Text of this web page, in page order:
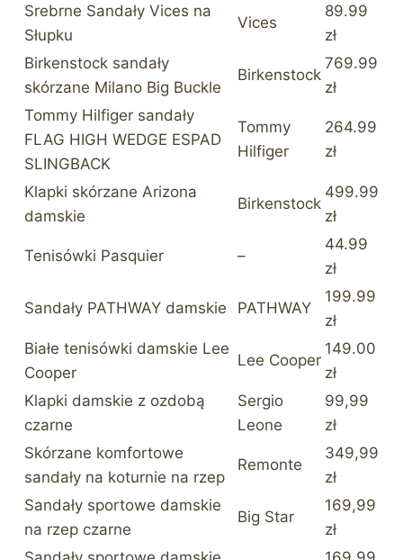
Srebrne Sandały Vices na
Słupku
Vices
89.99
zł
Birkenstock sandały
skórzane Milano Big Buckle
Birkenstock
769.99
zł
Tommy Hilfiger sandały
FLAG HIGH WEDGE ESPAD
SLINGBACK
Tommy
Hilfiger
264.99
zł
Klapki skórzane Arizona
damskie
Birkenstock
499.99
zł
Tenisówki Pasquier –
44.99
zł
Sandały PATHWAY damskie PATHWAY
199.99
zł
Białe tenisówki damskie Lee
Cooper
Lee Cooper
149.00
zł
Klapki damskie z ozdobą
czarne
Sergio
Leone
99,99
zł
Skórzane komfortowe
sandały na koturnie na rzep
Remonte
349,99
zł
Sandały sportowe damskie
na rzep czarne
Big Star
169,99
zł